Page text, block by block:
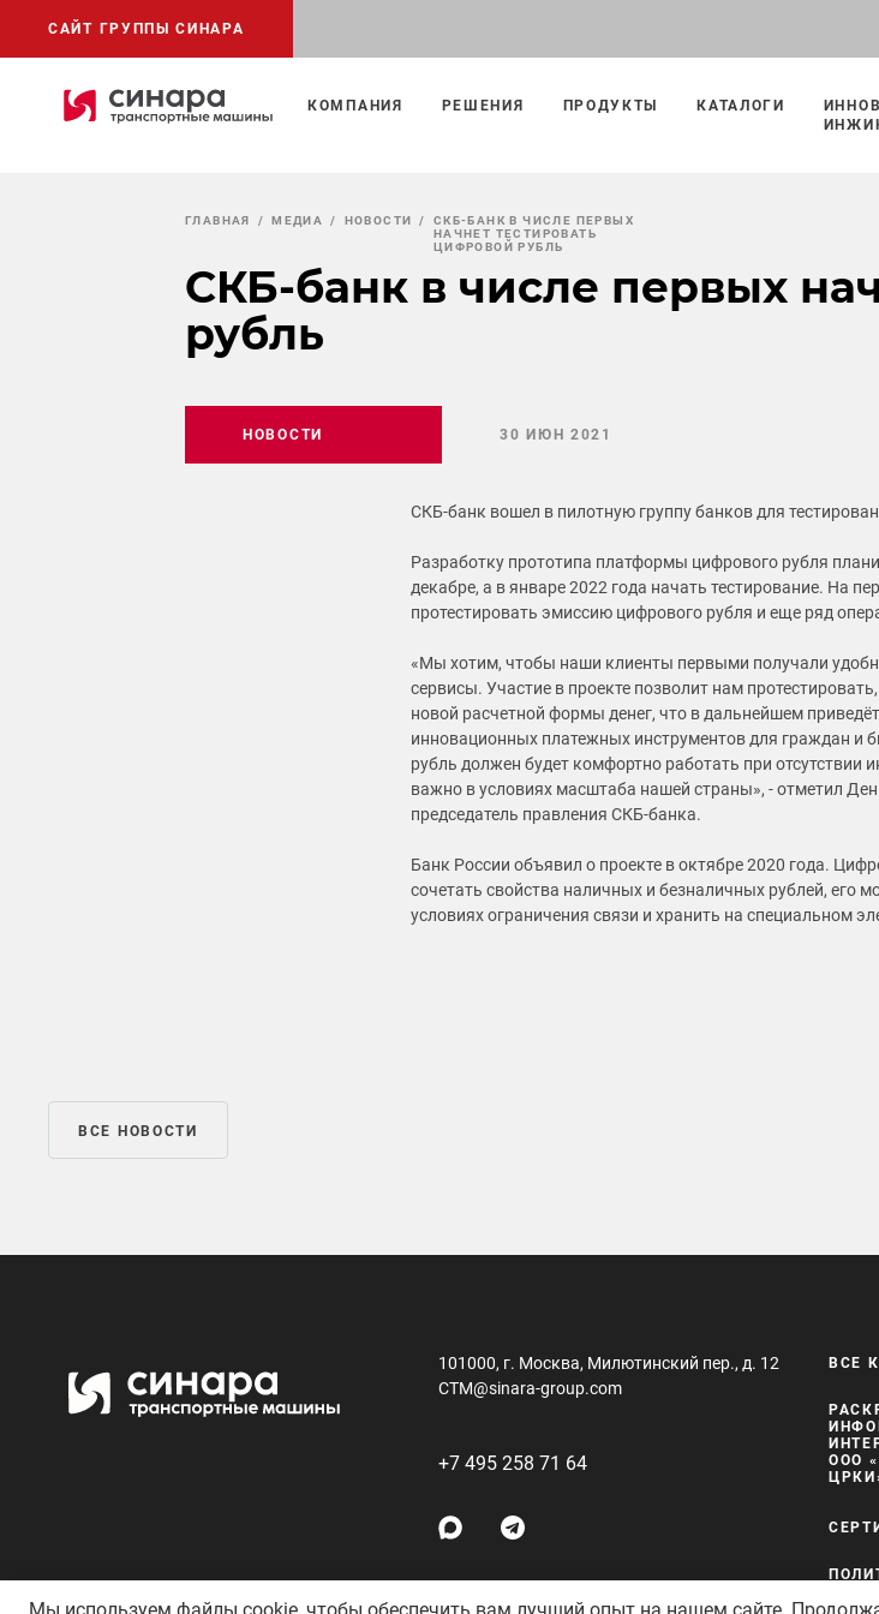
САЙТ ГРУППЫ СИНАРА
КОМПАНИЯ РЕШЕНИЯ ПРОДУКТЫ КАТАЛОГИ
ГЛАВНАЯ МЕДИА НОВОСТИ
СКБ-БАНК В ЧИСЛЕ ПЕРВЫХ
НАЧНЕТ ТЕСТИРОВАТЬ
ЦИФРОВОЙ РУБЛЬ
СКБ-банк в числе первых
рубль
НОВОСТИ 30 ИЮН 2021
СКБ-банк вошел в пилотную группу банков для
Разработку прототипа платформы цифрового рубля
декабре, а в январе 2022 года начать тестирование. На
протестировать эмиссию цифрового рубля и еще ряд
«Мы хотим, чтобы наши клиенты первыми получали
сервисы. Участие в проекте позволит нам
новой расчетной формы денег, что в дальнейшем
инновационных платежных инструментов для граждан и
рубль должен будет комфортно работать при отсутствии
важно в условиях масштаба нашей страны», - отметил
председатель правления СКБ-банка.
Банк России объявил о проекте в октябре 2020 года.
сочетать свойства наличных и безналичных рублей, его
условиях ограничения связи и хранить на специальном
ВСЕ НОВОСТИ
101000, г. Москва, Милютинский пер., д. 12
CTM@sinara-group.com
+7 495 258 71 64
ВСЕ
ООО